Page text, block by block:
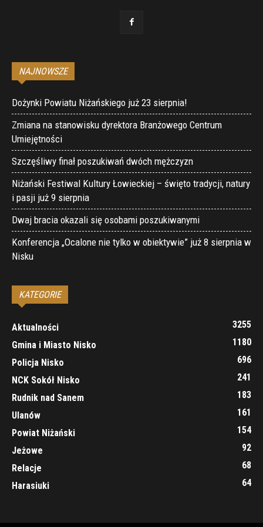
NAJNOWSZE
Dożynki Powiatu Niżańskiego już 23 sierpnia!
Zmiana na stanowisku dyrektora Branżowego Centrum
Umiejętności
Szczęśliwy finał poszukiwań dwóch mężczyzn
Niżański Festiwal Kultury Łowieckiej – święto tradycji, natury
i pasji już 9 sierpnia
Dwaj bracia okazali się osobami poszukiwanymi
Konferencja „Ocalone nie tylko w obiektywie” już 8 sierpnia w
Nisku
KATEGORIE
Aktualności
3255
Gmina i Miasto Nisko
1180
Policja Nisko
696
NCK Sokół Nisko
241
Rudnik nad Sanem
183
Ulanów
161
Powiat Niżański
154
Jeżowe
92
Relacje
68
Harasiuki
64